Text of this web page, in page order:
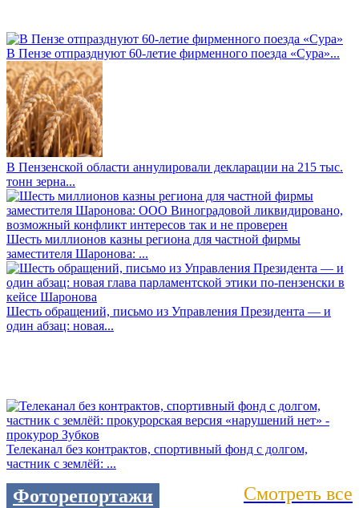
В Пензе отпразднуют 60-летие фирменного поезда «Сура»...
В Пензенской области аннулировали декларации на 215 тыс.
тонн зерна...
Шесть миллионов казны региона для частной фирмы
заместителя Шаронова: ...
Шесть обращений, письмо из Управления Президента — и
один абзац: новая...
Телеканал без контрактов, спортивный фонд с долгом,
частник с землёй: ...
Фоторепортажи Смотреть все